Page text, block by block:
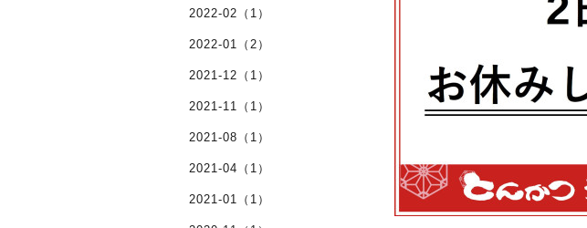
2022-02（1）
2022-01（2）
2021-12（1）
2021-11（1）
2021-08（1）
2021-04（1）
2021-01（1）